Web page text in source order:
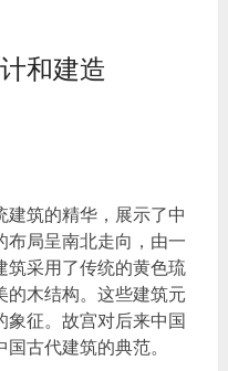
和建造
建筑的精华，展示了中
布局呈南北走向，由一
筑采用了传统的黄色琉
的木结构。这些建筑元
象征。故宫对后来中国
古代建筑的典范。